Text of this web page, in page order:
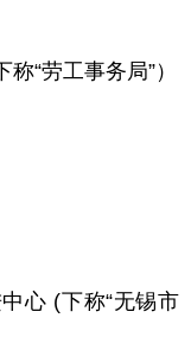
“劳工事务局”）
心 (下称“无锡市